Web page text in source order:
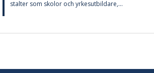
stal­ter som sko­lor och yr­kes­ut­bil­da­re,...